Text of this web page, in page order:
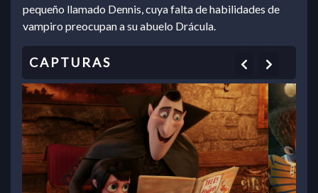
pequeño llamado Dennis, cuya falta de habilidades de
vampiro preocupan a su abuelo Drácula.
Previous